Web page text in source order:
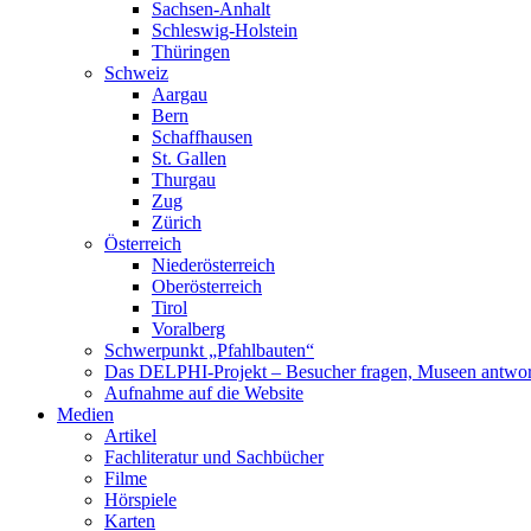
Sachsen-Anhalt
Schleswig-Holstein
Thüringen
Schweiz
Aargau
Bern
Schaffhausen
St. Gallen
Thurgau
Zug
Zürich
Österreich
Niederösterreich
Oberösterreich
Tirol
Voralberg
Schwerpunkt „Pfahlbauten“
Das DELPHI-Projekt – Besucher fragen, Museen
Aufnahme auf die Website
Medien
Artikel
Fachliteratur und Sachbücher
Filme
Hörspiele
Karten